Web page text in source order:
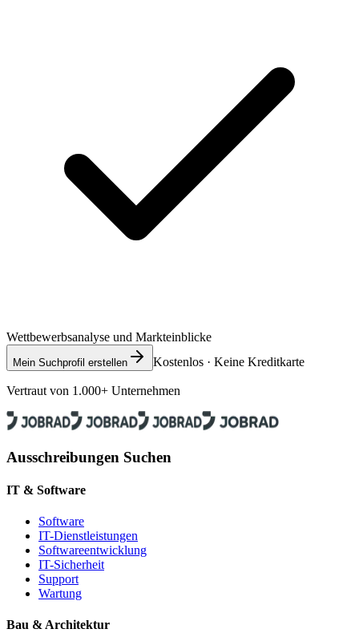
Wettbewerbsanalyse und Markteinblicke
Mein Suchprofil erstellen Kostenlos · Keine Kreditkarte
Vertraut von 1.000+ Unternehmen
Ausschreibungen Suchen
IT & Software
Software
IT-Dienstleistungen
Softwareentwicklung
IT-Sicherheit
Support
Wartung
Bau & Architektur